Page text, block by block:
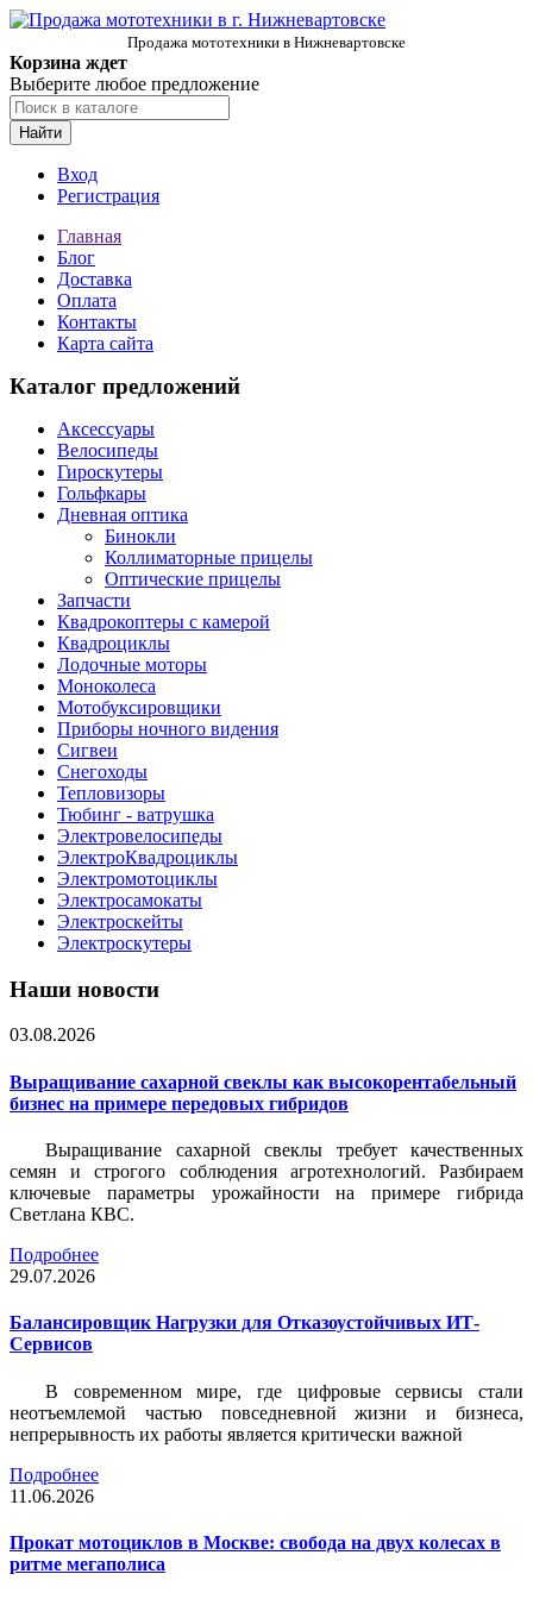
Продажа мототехники в Нижневартовске
Корзина ждет
Выберите любое предложение
Найти
Вход
Регистрация
Главная
Блог
Доставка
Оплата
Контакты
Карта сайта
Каталог предложений
Аксессуары
Велосипеды
Гироскутеры
Гольфкары
Дневная оптика
Бинокли
Коллиматорные прицелы
Оптические прицелы
Запчасти
Квадрокоптеры с камерой
Квадроциклы
Лодочные моторы
Моноколеса
Мотобуксировщики
Приборы ночного видения
Сигвеи
Снегоходы
Тепловизоры
Тюбинг - ватрушка
Электровелосипеды
ЭлектроКвадроциклы
Электромотоциклы
Электросамокаты
Электроскейты
Электроскутеры
Наши новости
03.08.2026
Выращивание сахарной свеклы как высокорентабельный
бизнес на примере передовых гибридов
Выращивание сахарной свеклы требует качественных
семян и строгого соблюдения агротехнологий. Разбираем
ключевые параметры урожайности на примере гибрида
Светлана КВС.
Подробнее
29.07.2026
Балансировщик Нагрузки для Отказоустойчивых ИТ-
Сервисов
В современном мире, где цифровые сервисы стали
неотъемлемой частью повседневной жизни и бизнеса,
непрерывность их работы является критически важной
Подробнее
11.06.2026
Прокат мотоциклов в Москве: свобода на двух колесах в
ритме мегаполиса